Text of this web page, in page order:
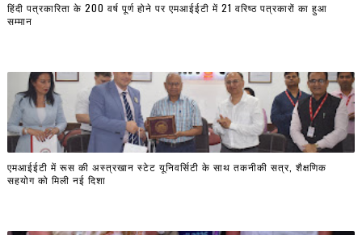
हिंदी पत्रकारिता के 200 वर्ष पूर्ण होने पर एमआईईटी में 21 वरिष्ठ पत्रकारों का हुआ
सम्मान
एमआईईटी में रूस की अस्त्रखान स्टेट यूनिवर्सिटी के साथ तकनीकी सत्र, शैक्षणिक
सहयोग को मिली नई दिशा